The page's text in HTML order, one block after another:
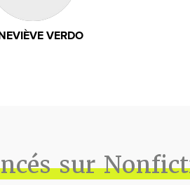
VERDO
sur